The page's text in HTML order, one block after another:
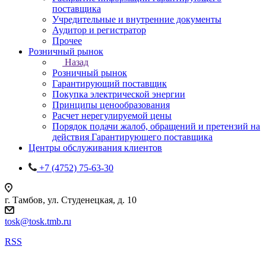
поставщика
Учредительные и внутренние документы
Аудитор и регистратор
Прочее
Розничный рынок
Назад
Розничный рынок
Гарантирующий поставщик
Покупка электрической энергии
Принципы ценообразования
Расчет нерегулируемой цены
Порядок подачи жалоб, обращений и претензий на
действия Гарантирующего поставщика
Центры обслуживания клиентов
+7 (4752) 75-63-30
г. Тамбов, ул. Студенецкая, д. 10
tosk@tosk.tmb.ru
RSS